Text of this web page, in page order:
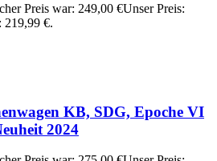
Preis war: 249,00 €Unser Preis:
219,99 €.
KB, SDG, Epoche VI
2024